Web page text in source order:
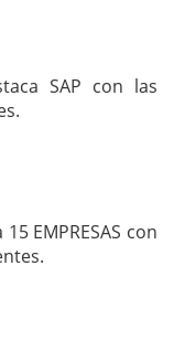
SAP con las
EMPRESAS con